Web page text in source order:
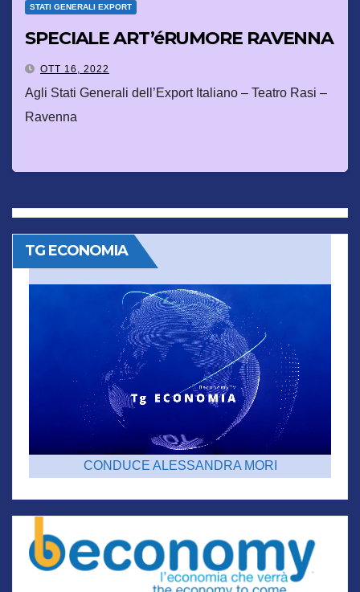
STATI GENERALI EXPORT
SPECIALE ART’éRUMORE RAVENNA
OTT 16, 2022
Agli Stati Generali dell’Export Italiano – Teatro Rasi –
Ravenna
TG ECONOMIA
CONDUCE ALESSANDRA MORI